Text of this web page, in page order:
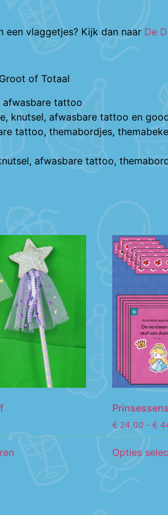
een vlaggetjes? Kijk dan naar De
of Totaal
afwasbare tattoo
knutsel, afwasbare tattoo en
tattoo, themabordjes,
afwasbare tattoo,
€ 24,00 - €
Opties